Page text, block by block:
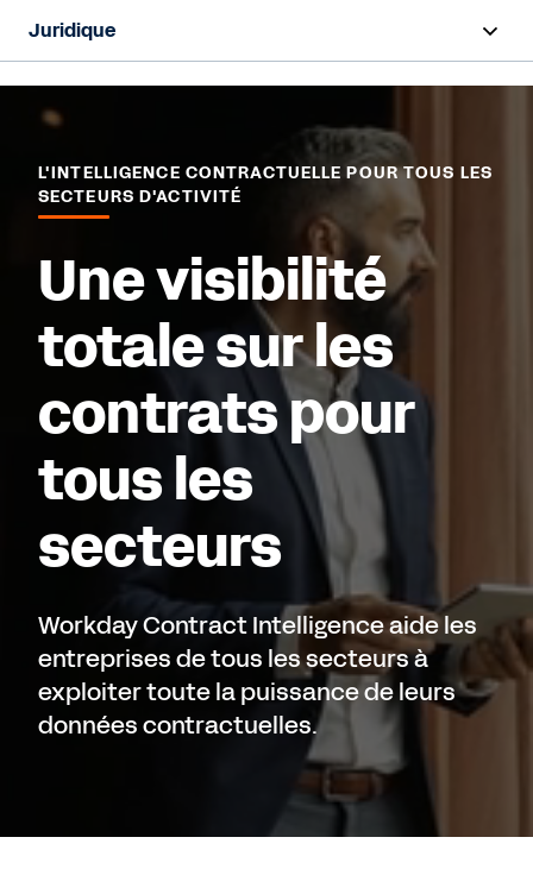
Juridique
Aperçu
Secteurs
Demander une démo
L'INTELLIGENCE CONTRACTUELLE POUR TOUS LES
SECTEURS D'ACTIVITÉ
Une visibilité
totale sur les
contrats pour
tous les
secteurs
Workday Contract Intelligence aide les
entreprises de tous les secteurs à
exploiter toute la puissance de leurs
données contractuelles.